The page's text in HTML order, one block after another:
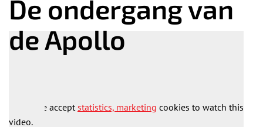
De ondergang van
de Apollo
Please acceptstatistics, marketing cookies to watch this
video.